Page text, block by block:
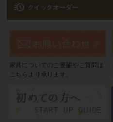
acute クイックオーダー
家具についてのご要望やご質問は
こちらより承ります。